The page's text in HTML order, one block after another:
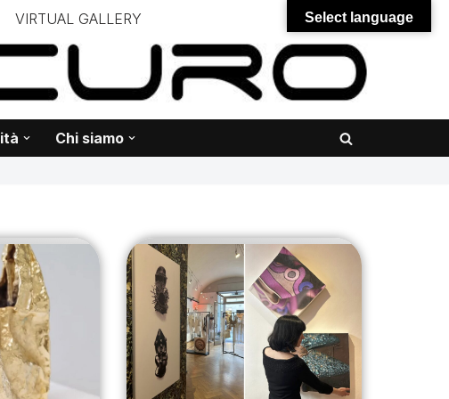
VIRTUAL GALLERY
– – – – –
– – – – – – – – – – – – – – –
Chi siamo
Select language